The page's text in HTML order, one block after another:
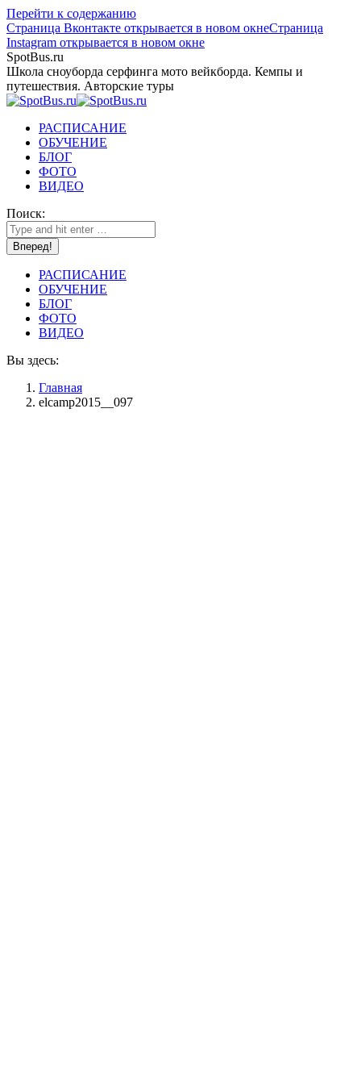
Перейти к содержанию
Страница Вконтакте открывается в новом окнеСтраница
Instagram открывается в новом окне
SpotBus.ru
Школа сноуборда серфинга мото вейкборда. Кемпы и
путешествия. Авторские туры
РАСПИСАНИЕ
ОБУЧЕНИЕ
БЛОГ
ФОТО
ВИДЕО
Поиск:
РАСПИСАНИЕ
ОБУЧЕНИЕ
БЛОГ
ФОТО
ВИДЕО
Вы здесь:
Главная
elcamp2015__097